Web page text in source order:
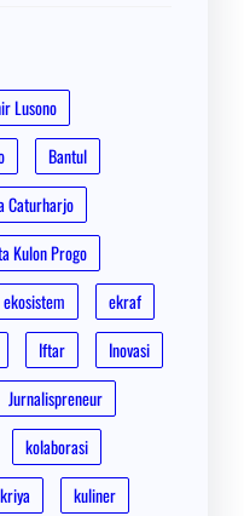
Lusono
Bantul
Caturharjo
Kulon Progo
ekosistem
ekraf
Iftar
Inovasi
Jurnalispreneur
kolaborasi
kriya
kuliner